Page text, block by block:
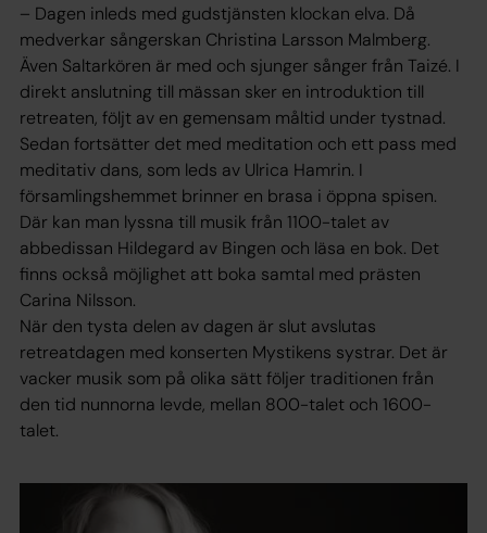
– Dagen inleds med gudstjänsten klockan elva. Då
medverkar sångerskan Christina Larsson Malmberg.
Även Saltarkören är med och sjunger sånger från Taizé. I
direkt anslutning till mässan sker en introduktion till
retreaten, följt av en gemensam måltid under tystnad.
Sedan fortsätter det med meditation och ett pass med
meditativ dans, som leds av Ulrica Hamrin. I
församlingshemmet brinner en brasa i öppna spisen.
Där kan man lyssna till musik från 1100-talet av
abbedissan Hildegard av Bingen och läsa en bok. Det
finns också möjlighet att boka samtal med prästen
Carina Nilsson.
När den tysta delen av dagen är slut avslutas
retreatdagen med konserten Mystikens systrar. Det är
vacker musik som på olika sätt följer traditionen från
den tid nunnorna levde, mellan 800-talet och 1600-
talet.